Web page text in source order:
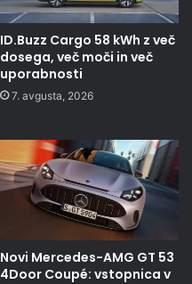
ID.Buzz Cargo 58 kWh z več
dosega, več moči in več
uporabnosti
7. avgusta, 2026
Novi Mercedes-AMG GT 53
4Door Coupé: vstopnica v